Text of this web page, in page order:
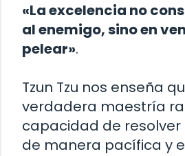
«La excelencia no
al enemigo, sino en
pelear».
Tzun Tzu nos enseña
verdadera maestría
capacidad de resolver
de manera pacífica y